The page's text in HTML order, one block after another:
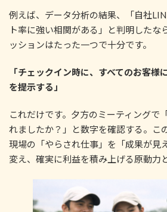
例えば、データ分析の結果、「自社
ト率に強い相関がある」と判明したな
ッションはたった一つで十分です。
「チェックイン時に、すべてのお客様
を提示する」
これだけです。夕方のミーティングで
れましたか？」と数字を確認する。こ
現場の「やらされ仕事」を「成果が見
変え、確実に利益を積み上げる原動力